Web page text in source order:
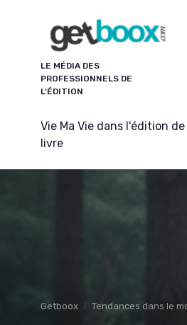
LE MÉDIA DES
PROFESSIONNELS DE
L'ÉDITION
Vie Ma Vie dans l'édition de
livre
Getboox Tendances dans le